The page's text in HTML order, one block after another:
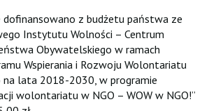
dofinansowano z budżetu państwa ze
Instytutu Wolności – Centrum
Obywatelskiego w ramach
Wspierania i Rozwoju Wolontariatu
na lata 2018-2030, w programie
wolontariatu w NGO – WOW w NGO!”